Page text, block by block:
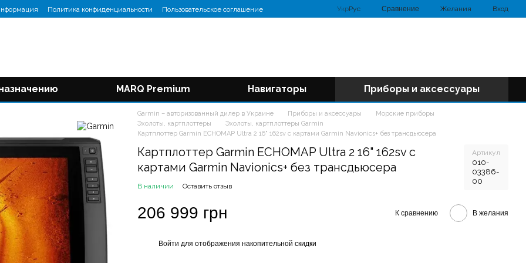
Политика конфиденциальности
Пользовательское соглашение
УкрРус Сравнение Желания Вход
MARQ Premium Навигаторы Приборы и аксессуары
Garmin – авторизованный дилер в Украине Приборы и аксессуары
Морские приборы
Эхолоты, картплоттеры
Эхолоты, картплоттеры Garmin
Картплоттер Garmin ECHOMAP Ultra 2 16" 162sv с картами Garmin Navionics+ без трансдьюсера
Картплоттер Garmin ECHOMAP Ultra 2 16" 162sv с
картами Garmin Navionics+ без трансдьюсера
Артикул
010-
03386-
00
В наличии Оставить отзыв
206 999 грн К сравнению В желания
Войти для отображения накопительной скидки